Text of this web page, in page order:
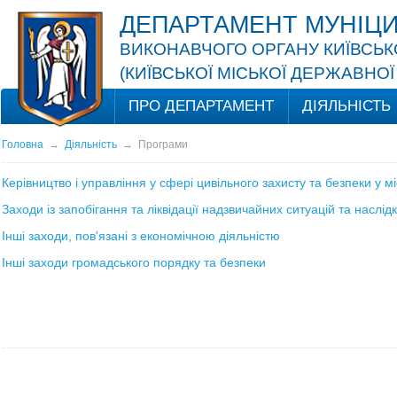
ДЕПАРТАМЕНТ
ВИКОНАВЧОГО ОРГАНУ
(КИЇВСЬКОЇ МІСЬКОЇ ДЕРЖАВНОЇ
ПРО ДЕПАРТАМЕНТ ДІЯЛЬНІСТЬ
Головна→ Діяльність→ Програми
Керівництво і управління у сфері цивільного захисту та безпеки у
Заходи із запобігання та ліквідації надзвичайних ситуацій та
Інші заходи, пов'язані з економічною діяльністю
Інші заходи громадського порядку та безпеки